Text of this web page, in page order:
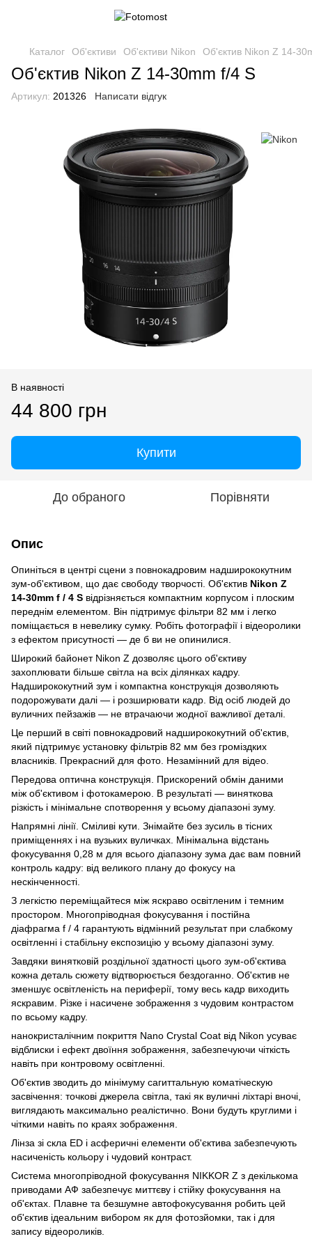
Каталог Об'єктиви Об'єктиви Nikon Об'єктив Nikon Z 14-
Об'єктив Nikon Z 14-30mm f/4 S
Артикул: 201326 Написати відгук
В наявності
44 800 грн
Купити
До обраного Порівняти
Опис
Опиніться в центрі сцени з повнокадровим надширококутним
зум-об'єктивом, що дає свободу творчості. Об'єктив Nikon Z
14-30mm f / 4 S відрізняється компактним корпусом і плоским
переднім елементом. Він підтримує фільтри 82 мм і легко
поміщається в невелику сумку. Робіть фотографії і відеоролики
з ефектом присутності — де б ви не опинилися.
Широкий байонет Nikon Z дозволяє цього об'єктиву
захоплювати більше світла на всіх ділянках кадру.
Надширококутний зум і компактна конструкція дозволяють
подорожувати далі — і розширювати кадр. Від осіб людей до
вуличних пейзажів — не втрачаючи жодної важливої ​​деталі.
Це перший в світі повнокадровий надширококутний об'єктив,
який підтримує установку фільтрів 82 мм без громіздких
власників. Прекрасний для фото. Незамінний для відео.
Передова оптична конструкція. Прискорений обмін даними
між об'єктивом і фотокамерою. В результаті — виняткова
різкість і мінімальне спотворення у всьому діапазоні зуму.
Напрямні лінії. Сміливі кути. Знімайте без зусиль в тісних
приміщеннях і на вузьких вуличках. Мінімальна відстань
фокусування 0,28 м для всього діапазону зума дає вам повний
контроль кадру: від великого плану до фокусу на
нескінченності.
З легкістю переміщайтеся між яскраво освітленим і темним
простором. Многопріводная фокусування і постійна
діафрагма f / 4 гарантують відмінний результат при слабкому
освітленні і стабільну експозицію у всьому діапазоні зуму.
Завдяки винятковій роздільної здатності цього зум-об'єктива
кожна деталь сюжету відтворюється бездоганно. Об'єктив не
зменшує освітленість на периферії, тому весь кадр виходить
яскравим. Різке і насичене зображення з чудовим контрастом
по всьому кадру.
нанокристалічним покриття Nano Crystal Coat від Nikon усуває
відблиски і ефект двоїння зображення, забезпечуючи чіткість
навіть при контровому освітленні.
Об'єктив зводить до мінімуму сагиттальную коматіческую
засвічення: точкові джерела світла, такі як вуличні ліхтарі вночі,
виглядають максимально реалістично. Вони будуть круглими і
чіткими навіть по краях зображення.
Лінза зі скла ED і асферичні елементи об'єктива забезпечують
насиченість кольору і чудовий контраст.
Система многопріводной фокусування NIKKOR Z з декількома
приводами АФ забезпечує миттєву і стійку фокусування на
об'єктах. Плавне та безшумне автофокусування робить цей
об'єктив ідеальним вибором як для фотозйомки, так і для
запису відеороликів.